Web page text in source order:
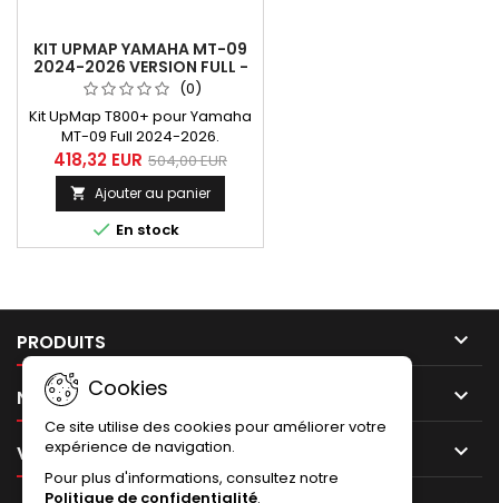
KIT UPMAP YAMAHA MT-09
2024-2026 VERSION FULL -
OPTIMISATION ECU
(0)
Kit UpMap T800+ pour Yamaha
MT-09 Full 2024-2026.
Reprogrammation ECU
performance, optimisation
injection/allumage et
adaptation aux lignes
complètes vertsion
418,32 EUR 504,00 EUR
 Ajouter au panier
 En stock
PRODUITS 
NOTRE SOCIÉTÉ 
VOTRE COMPTE 
Cookies
Ce site utilise des cookies pour améliorer votre
expérience de navigation.
Pour plus d'informations, consultez notre
Politique de confidentialité.